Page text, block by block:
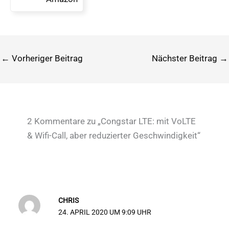
← Vorheriger Beitrag Nächster Beitrag →
2 Kommentare zu „Congstar LTE: mit VoLTE
& Wifi-Call, aber reduzierter Geschwindigkeit“
CHRIS
24. APRIL 2020 UM 9:09 UHR